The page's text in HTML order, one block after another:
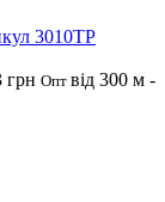
3010ТР
грн Опт від 300 м -